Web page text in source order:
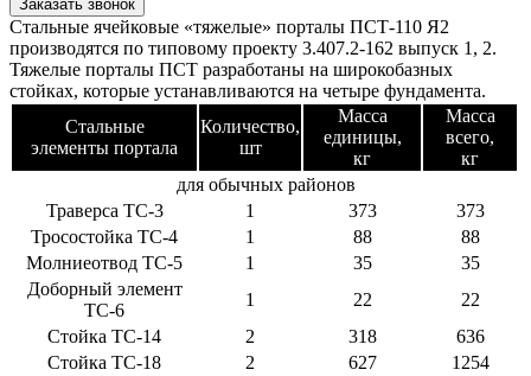
Заказать звонок
Стальные ячейковые «тяжелые» порталы ПСТ-110 Я2
производятся по типовому проекту 3.407.2-162 выпуск 1, 2.
Тяжелые порталы ПСТ разработаны на широкобазных
стойках, которые устанавливаются на четыре фундамента.
Стальные
элементы портала
Количество,
шт
Масса
единицы,
кг
Масса
всего,
кг
для обычных районов
Траверса ТС-3
1 373
373
Тросостойка ТС-4
1 88
88
Молниеотвод ТС-5
1 35
35
Доборный элемент
ТС-6
1 22
22
Стойка ТС-14
2 318
636
Стойка ТС-18
2 627 1254